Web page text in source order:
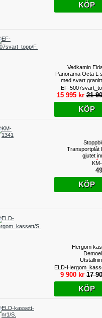
KÖP
Vedkamin
Panorama Octa L
med svart
EF-
15 995 kr 21
KÖP
Transportplåt
gjutet
KÖP
Hergom
ELD-
9 900 kr 17
KÖP